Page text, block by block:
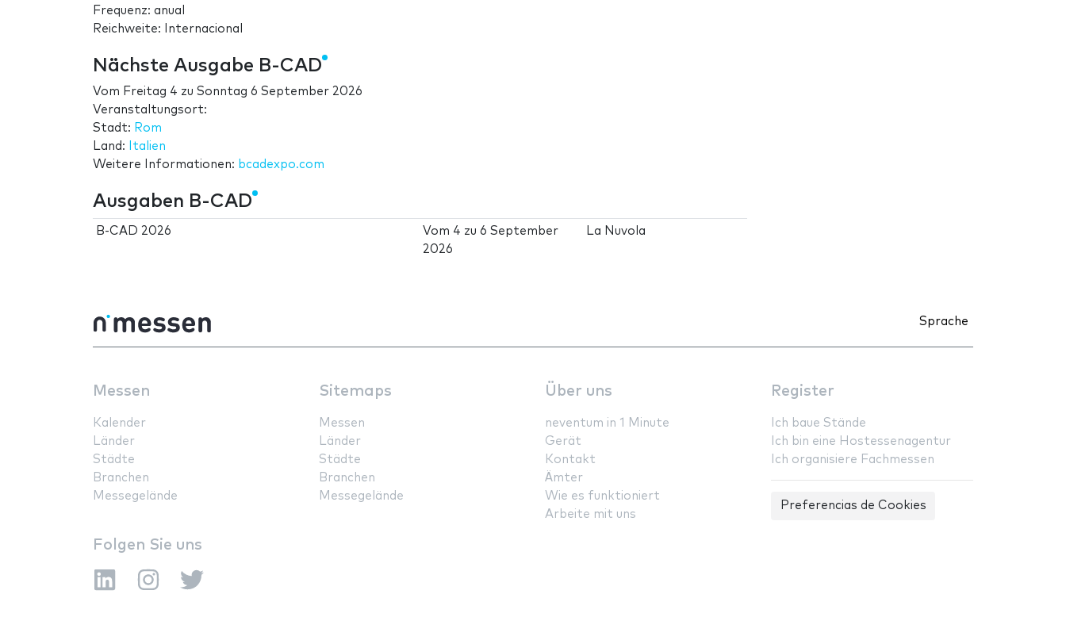
Frequenz: anual
Reichweite: Internacional
Nächste Ausgabe B-CAD
Vom Freitag 4 zu Sonntag 6 September 2026
Veranstaltungsort:
Stadt: Rom
Land:
Italien
Weitere Informationen: bcadexpo.com
Ausgaben B-CAD
B-CAD 2026 Vom 4 zu6 September
2026
La Nuvola
Sprache
Messen
Kalender
Länder
Städte
Branchen
Messegelände
Sitemaps
Messen
Länder
Städte
Branchen
Messegelände
Über uns
neventum in 1 Minute
Gerät
Kontakt
Ämter
Wie es funktioniert
Arbeite mit uns
Register
Ich baue Stände
Ich bin eine Hostessenagentur
Ich organisiere Fachmessen
Preferencias de Cookies
Folgen Sie uns